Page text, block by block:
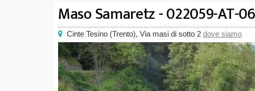
Maso Samaretz - 022059-AT-
Cinte Tesino (Trento), Via masi di sotto 2 dove siamo